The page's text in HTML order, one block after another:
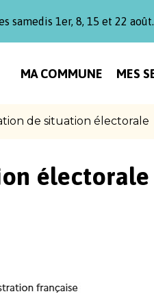
samedis 1er, 8, 15 et 22 août.
MA COMMUNE MES
de situation électorale
électorale